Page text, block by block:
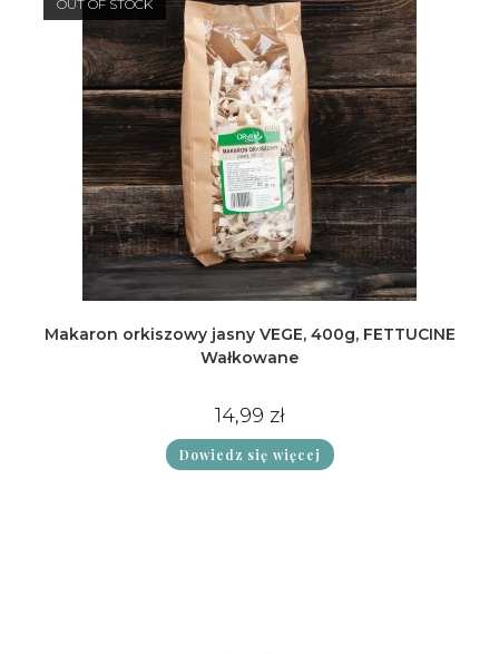
OUT OF STOCK
Makaron orkiszowy jasny VEGE, 400g, FETTUCINE
Wałkowane
14,99 zł
Dowiedz się więcej